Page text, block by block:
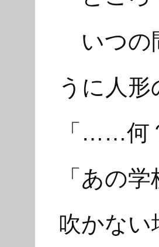
いつの
うに人
「……何
「あの
吹かない